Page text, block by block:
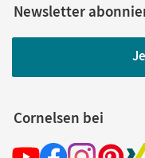
Newsletter
Cornelsen bei